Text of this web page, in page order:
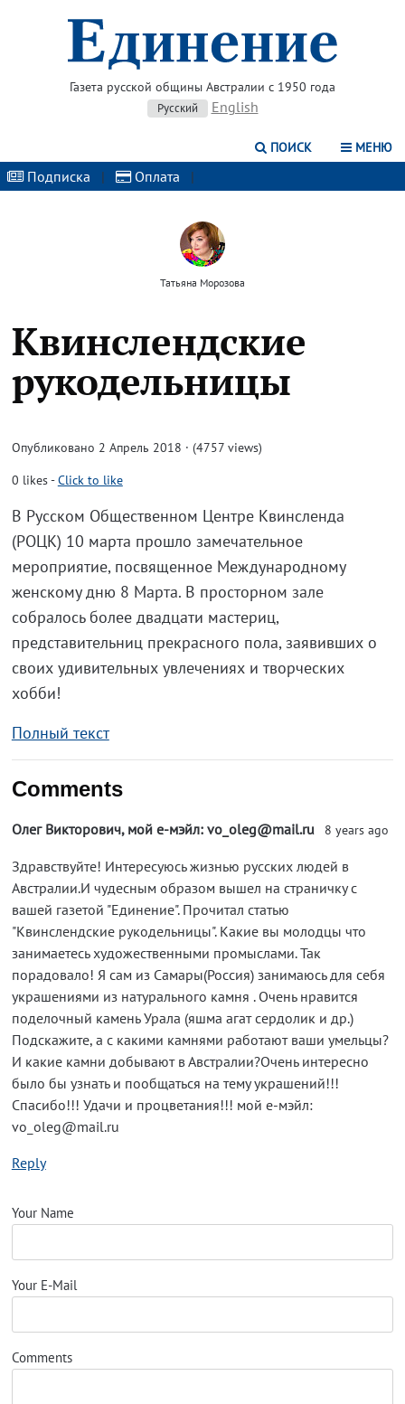
Газета русской общины Австралии с 1950 года
Русский English
ПОИСК МЕНЮ
Подписка | Оплата |
Татьяна Морозова
Квинслендские
рукодельницы
Опубликовано 2 Апрель 2018 · (4757 views)
0 likes-Click to like
В Русском Общественном Центре Квинсленда
(РОЦК) 10 марта прошло замечательное
мероприятие, посвященное Международному
женскому дню 8 Марта. В просторном зале
собралось более двадцати мастериц,
представительниц прекрасного пола, заявивших о
своих удивительных увлечениях и творческих
хобби!
Полный текст
Comments
Олег Викторович, мой е-мэйл: vo_oleg@mail.ru 8 years ago
Здравствуйте! Интересуюсь жизнью русских людей в
Австралии.И чудесным образом вышел на страничку с
вашей газетой "Единение". Прочитал статью
"Квинслендские рукодельницы". Какие вы молодцы что
занимаетесь художественными промыслами. Так
порадовало! Я сам из Самары(Россия) занимаюсь для себя
украшениями из натурального камня . Очень нравится
поделочный камень Урала (яшма агат сердолик и др.)
Подскажите, а с какими камнями работают ваши умельцы?
И какие камни добывают в Австралии?Очень интересно
было бы узнать и пообщаться на тему украшений!!!
Спасибо!!! Удачи и процветания!!! мой е-мэйл:
vo_oleg@mail.ru
Reply
Your Name
Your E-Mail
Comments